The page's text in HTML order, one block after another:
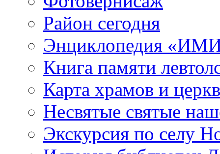
Район сегодня
Энциклопедия «ИМИ
Книга памяти
Карта храмов и
Несвятые святые
Экскурсия по селу